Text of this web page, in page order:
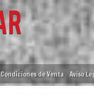
Condiciones de Venta Aviso